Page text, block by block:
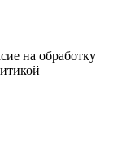
на обработку